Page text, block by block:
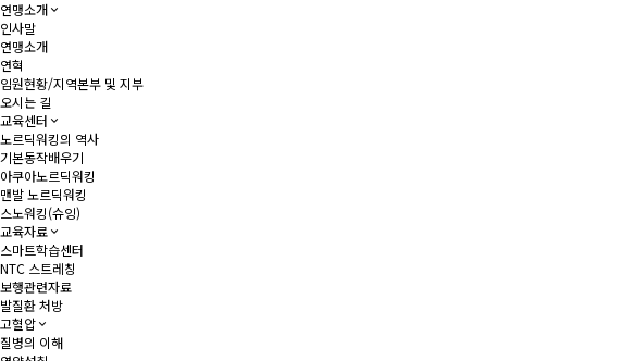
연맹소개
인사말
연맹소개
연혁
임원현황/지역본부 및 지부
오시는 길
교육센터
노르딕워킹의 역사
기본동작배우기
아쿠아노르딕워킹
맨발 노르딕워킹
스노워킹(슈잉)
교육자료
스마트학습센터
NTC 스트레칭
보행관련자료
발질환 처방
고혈압
질병의 이해